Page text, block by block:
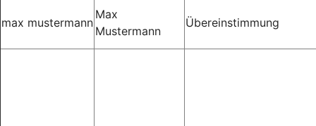
max mustermann
Max
Mustermann
Übereinstimmung